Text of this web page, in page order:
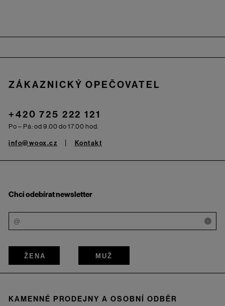
ZÁKAZNICKÝ OPEČOVATEL
+420 725 222 121
Po – Pá: od 9.00 do 17.00 hod.
info@woox.cz Kontakt
Chci odebírat newsletter
i
ŽENA MUŽ
KAMENNÉ PRODEJNY A OSOBNÍ ODBĚR